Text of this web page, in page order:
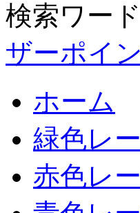
検索ワー
ザーポイ
ホーム
緑色レ
赤色レ